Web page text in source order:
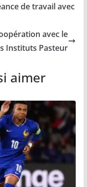
de travail avec
avec le
Instituts Pasteur
aimer